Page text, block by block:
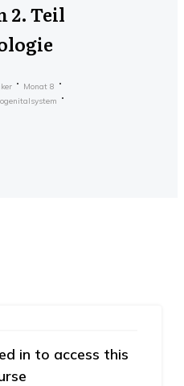
2. Teil
Monat 8
in to access this